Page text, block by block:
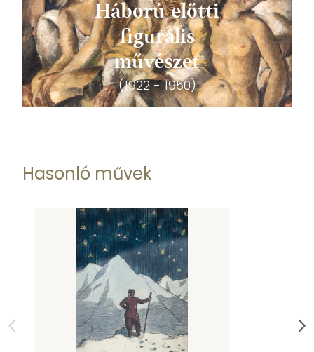
Háború előtti
figurális
művészet
(1922 - 1950)
Hasonló művek